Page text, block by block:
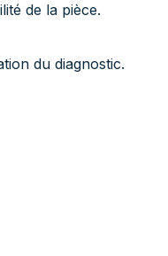
de la pièce.
du diagnostic.